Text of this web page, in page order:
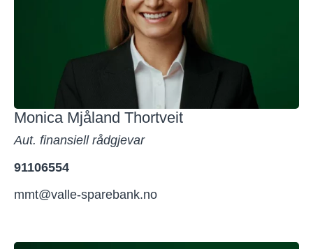
Monica Mjåland Thortveit
Aut. finansiell rådgjevar
91106554
mmt@valle-sparebank.no